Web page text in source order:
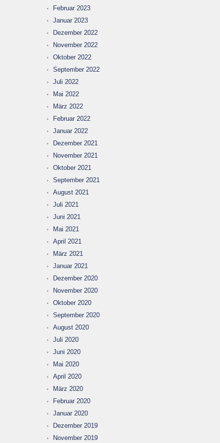
Februar 2023
Januar 2023
Dezember 2022
November 2022
Oktober 2022
September 2022
Juli 2022
Mai 2022
März 2022
Februar 2022
Januar 2022
Dezember 2021
November 2021
Oktober 2021
September 2021
August 2021
Juli 2021
Juni 2021
Mai 2021
April 2021
März 2021
Januar 2021
Dezember 2020
November 2020
Oktober 2020
September 2020
August 2020
Juli 2020
Juni 2020
Mai 2020
April 2020
März 2020
Februar 2020
Januar 2020
Dezember 2019
November 2019